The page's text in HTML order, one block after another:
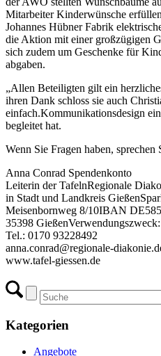
Mitarbeiter Kinderwünsche
Johannes Hübner Fabrik
die Aktion mit einer großzügigen
sich zudem um Geschenke für
abgaben.
„Allen Beteiligten gilt ein
ihren Dank schloss sie auch
einfach.Kommunikationsdesign
begleitet hat.
Wenn Sie Fragen haben, sprechen
Anna Conrad ​​​​​​​Spendenkonto
Leiterin der Tafeln​​​​​​Regionale
in Stadt und Landkreis
Meisenbornweg 8/10​​​​​​IBAN
35398
Tel.: 0170 93228492
anna.conrad@regionale-
www.tafel-giessen.de
Kategorien
Angebote